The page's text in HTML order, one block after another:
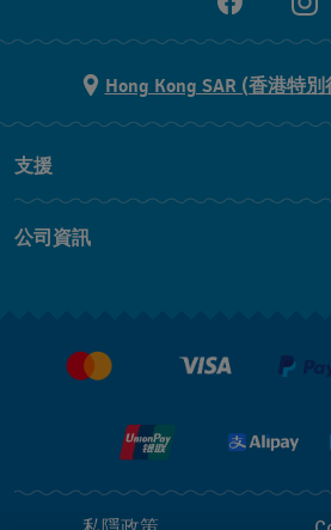
Hong Kong SAR (香港特
支援
常見問題
公司資訊